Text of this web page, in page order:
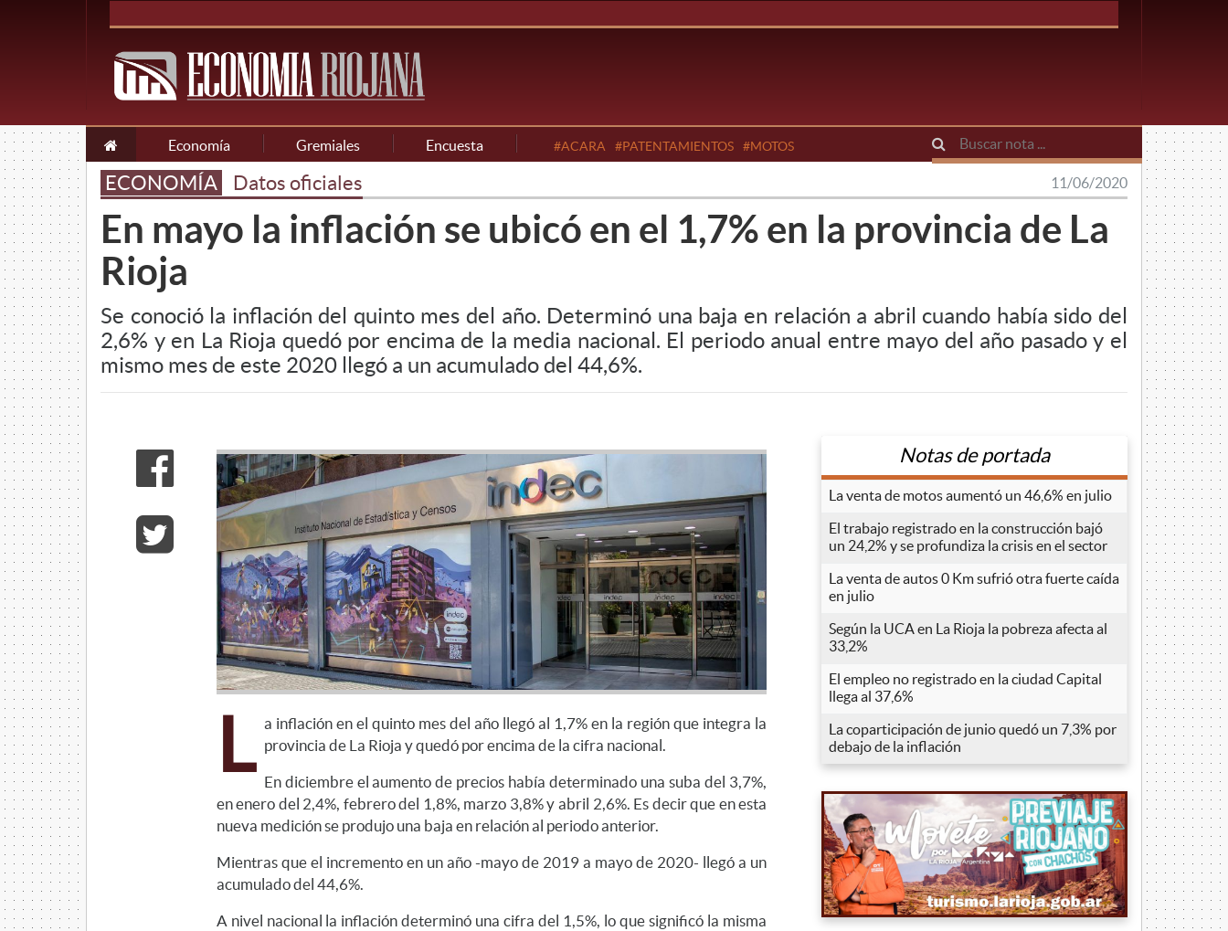
Economía Gremiales Encuesta #ACARA #PATENTAMIENTOS #MOTOS
ECONOMÍA Datos oficiales 11/06/2020
En mayo la inflación se ubicó en el 1,7% en la provincia de La
Rioja
Se conoció la inflación del quinto mes del año. Determinó una baja en relación a abril cuando había sido del
2,6% y en La Rioja quedó por encima de la media nacional. El periodo anual entre mayo del año pasado y el
mismo mes de este 2020 llegó a un acumulado del 44,6%.
L a inflación en el quinto mes del año llegó al 1,7% en la región que integra la
provincia de La Rioja y quedó por encima de la cifra nacional.
En diciembre el aumento de precios había determinado una suba del 3,7%,
en enero del 2,4%, febrero del 1,8%, marzo 3,8% y abril 2,6%. Es decir que en esta
nueva medición se produjo una baja en relación al periodo anterior.
Mientras que el incremento en un año -mayo de 2019 a mayo de 2020- llegó a un
acumulado del 44,6%.
A nivel nacional la inflación determinó una cifra del 1,5%, lo que significó la misma
Notas de portada
La venta de motos aumentó un 46,6% en julio
El trabajo registrado en la construcción bajó
un 24,2% y se profundiza la crisis en el sector
La venta de autos 0 Km sufrió otra fuerte caída
en julio
Según la UCA en La Rioja la pobreza afecta al
33,2%
El empleo no registrado en la ciudad Capital
llega al 37,6%
La coparticipación de junio quedó un 7,3% por
debajo de la inflación